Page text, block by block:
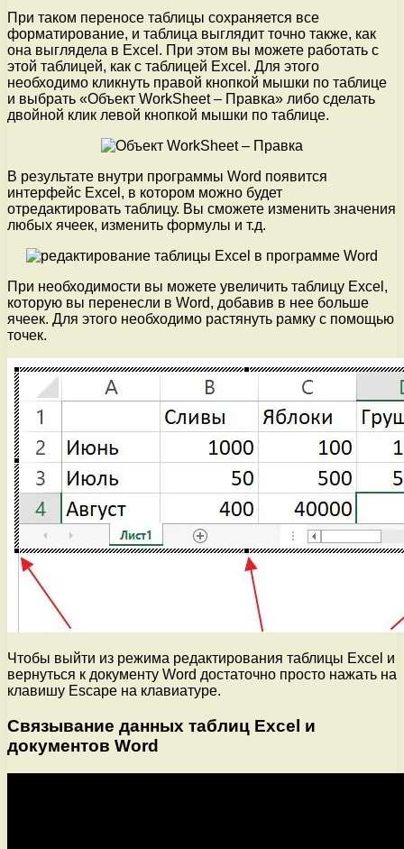
При таком переносе таблицы сохраняется все
форматирование, и таблица выглядит точно также, как
она выглядела в Excel. При этом вы можете работать с
этой таблицей, как с таблицей Excel. Для этого
необходимо кликнуть правой кнопкой мышки по таблице
и выбрать «Объект WorkSheet – Правка» либо сделать
двойной клик левой кнопкой мышки по таблице.
В результате внутри программы Word появится
интерфейс Excel, в котором можно будет
отредактировать таблицу. Вы сможете изменить значения
любых ячеек, изменить формулы и т.д.
При необходимости вы можете увеличить таблицу Excel,
которую вы перенесли в Word, добавив в нее больше
ячеек. Для этого необходимо растянуть рамку с помощью
точек.
Чтобы выйти из режима редактирования таблицы Excel и
вернуться к документу Word достаточно просто нажать на
клавишу Escape на клавиатуре.
Связывание данных таблиц Excel и
документов Word